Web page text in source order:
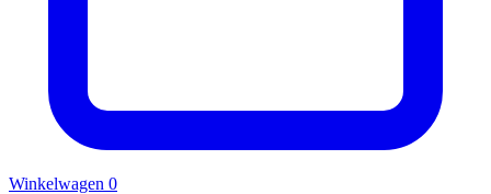
Winkelwagen 0